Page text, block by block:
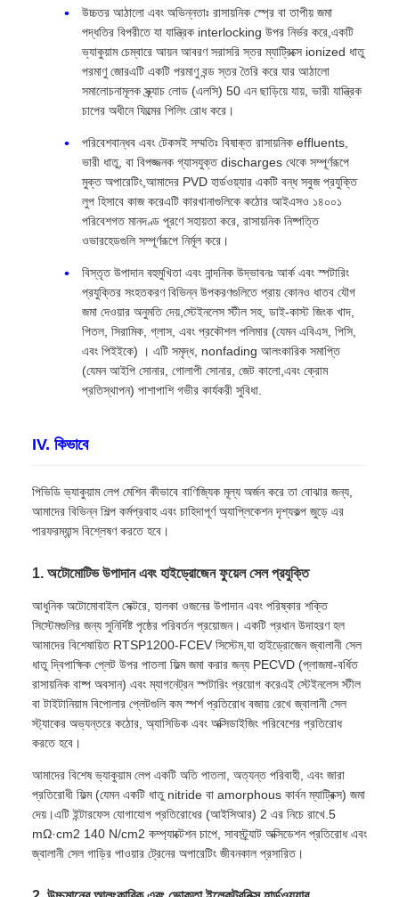
উচ্চতর আঠালো এবং অভিন্নতাঃ রাসায়নিক স্প্রে বা তাপীয় জমা
পদ্ধতির বিপরীতে যা যান্ত্রিক interlocking উপর নির্ভর করে,একটি
ভ্যাকুয়াম চেম্বারে আয়ন আবরণ সরাসরি স্তর ম্যাট্রিক্সে ionized ধাতু
পরমাণু জোরএটি একটি পরমাণু বন্ড স্তর তৈরি করে যার আঠালো
সমালোচনামূলক স্ক্র্যাচ লোড (এলসি) 50 এন ছাড়িয়ে যায়, ভারী যান্ত্রিক
চাপের অধীনে ফিল্মের পিলিং রোধ করে।
পরিবেশবান্ধব এবং টেকসই সম্মতিঃ বিষাক্ত রাসায়নিক effluents,
ভারী ধাতু, বা বিপজ্জনক গ্যাসযুক্ত discharges থেকে সম্পূর্ণরূপে
মুক্ত অপারেটিং,আমাদের PVD হার্ডওয়্যার একটি বন্ধ সবুজ প্রযুক্তি
লুপ হিসাবে কাজ করেএটি কারখানাগুলিকে কঠোর আইএসও ১৪০০১
পরিবেশগত মানদণ্ড পূরণে সহায়তা করে, রাসায়নিক নিষ্পত্তি
ওভারহেডগুলি সম্পূর্ণরূপে নির্মূল করে।
বিস্তৃত উপাদান বহুমুখিতা এবং নান্দনিক উদ্ভাবনঃ আর্ক এবং স্পটারিং
প্রযুক্তির সংহতকরণ বিভিন্ন উপকরণগুলিতে প্রায় কোনও ধাতব যৌগ
জমা দেওয়ার অনুমতি দেয়,স্টেইনলেস স্টীল সহ, ডাই-কাস্ট জিংক খাদ,
পিতল, সিরামিক, গ্লাস, এবং প্রকৌশল পলিমার (যেমন এবিএস, পিসি,
এবং পিইইকে) । এটি সমৃদ্ধ, nonfading আলংকারিক সমাপ্তি
(যেমন আইপি সোনার, গোলাপী সোনার, জেট কালো,এবং ক্রোম
প্রতিস্থাপন) পাশাপাশি গভীর কার্যকরী সুবিধা.
IV. কিভাবে
পিভিডি ভ্যাকুয়াম লেপ মেশিন কীভাবে বাণিজ্যিক মূল্য অর্জন করে তা বোঝার জন্য,
আমাদের বিভিন্ন শিল্প কর্মপ্রবাহ এবং চাহিদাপূর্ণ অ্যাপ্লিকেশন দৃশ্যকল্প জুড়ে এর
পারফরম্যান্স বিশ্লেষণ করতে হবে।
1. অটোমোটিভ উপাদান এবং হাইড্রোজেন ফুয়েল সেল প্রযুক্তি
আধুনিক অটোমোবাইল সেক্টরে, হালকা ওজনের উপাদান এবং পরিষ্কার শক্তি
সিস্টেমগুলির জন্য সুনির্দিষ্ট পৃষ্ঠের পরিবর্তন প্রয়োজন। একটি প্রধান উদাহরণ হল
আমাদের বিশেষায়িত RTSP1200-FCEV সিস্টেম,যা হাইড্রোজেন জ্বালানী সেল
ধাতু দ্বিপাক্ষিক প্লেট উপর পাতলা ফিল্ম জমা করার জন্য PECVD (প্লাজমা-বর্ধিত
রাসায়নিক বাষ্প অবসান) এবং ম্যাগনেট্রন স্পটারিং প্রয়োগ করেএই স্টেইনলেস স্টীল
বা টাইটানিয়াম বিপোলার প্লেটগুলি কম স্পর্শ প্রতিরোধ বজায় রেখে জ্বালানী সেল
স্ট্যাকের অভ্যন্তরে কঠোর, অ্যাসিডিক এবং অক্সিডাইজিং পরিবেশের প্রতিরোধ
করতে হবে।
আমাদের বিশেষ ভ্যাকুয়াম লেপ একটি অতি পাতলা, অত্যন্ত পরিবাহী, এবং জারা
প্রতিরোধী ফিল্ম (যেমন একটি ধাতু nitride বা amorphous কার্বন ম্যাট্রিক্স) জমা
দেয়।এটি ইন্টারফেস যোগাযোগ প্রতিরোধের (আইসিআর) 2 এর নিচে রাখে.5
mΩ·cm2 140 N/cm2 কম্প্যাক্টেশন চাপে, সাবস্ট্র্যাট অক্সিডেশন প্রতিরোধ এবং
জ্বালানী সেল গাড়ির পাওয়ার ট্রেনের অপারেটিং জীবনকাল প্রসারিত।